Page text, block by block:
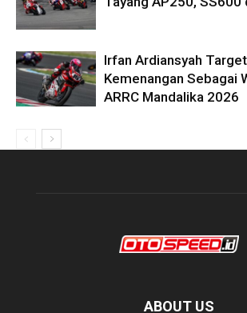
Irfan Ardiansyah
Kemenangan Sebagai
ARRC Mandalika 2026
ABOUT US